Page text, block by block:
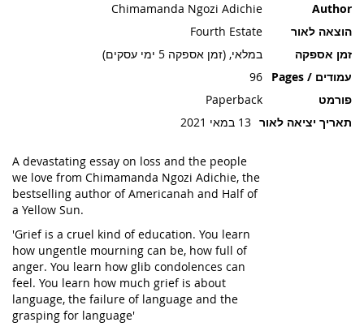
Author
Chimamanda Ngozi Adichie
הוצאה לאור
Fourth Estate
זמן אספקה
במלאי, (זמן אספקה 5 ימי עסקים)
עמודים / Pages
96
פורמט
Paperback
תאריך יציאה לאור 13 במאי 2021
A devastating essay on loss and the people
we love from Chimamanda Ngozi Adichie, the
bestselling author ofAmericanah and Half of
a Yellow Sun.
'Grief is a cruel kind of education. You learn
how ungentle mourning can be, how full of
anger. You learn how glib condolences can
feel. You learn how much grief is about
language, the failure of language and the
grasping for language'